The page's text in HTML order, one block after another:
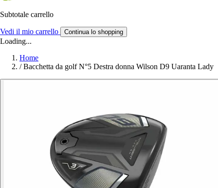
Subtotale carrello
Vedi il mio carrello Continua lo shopping
Loading...
Home
/ Bacchetta da golf N°5 Destra donna Wilson D9 Uaranta Lady